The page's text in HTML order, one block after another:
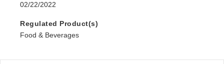
02/22/2022
Regulated Product(s)
Food & Beverages